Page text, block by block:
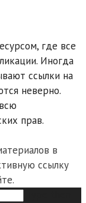
где все
Иногда
ссылки на
неверно.
прав.
в
ссылку